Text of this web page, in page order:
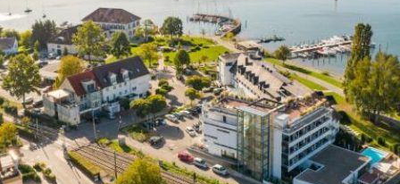
Auf der Karte anzeigen